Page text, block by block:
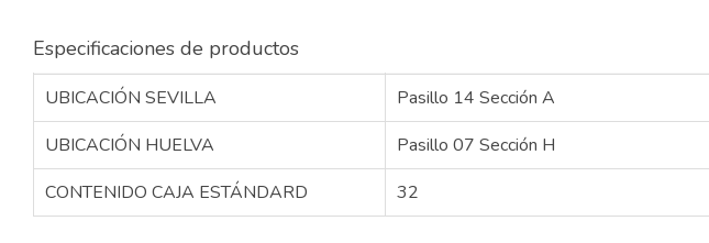
Especificaciones de productos
UBICACIÓN SEVILLA
Pasillo 14 Sección A
UBICACIÓN HUELVA
Pasillo 07 Sección H
CONTENIDO CAJA ESTÁNDARD
32